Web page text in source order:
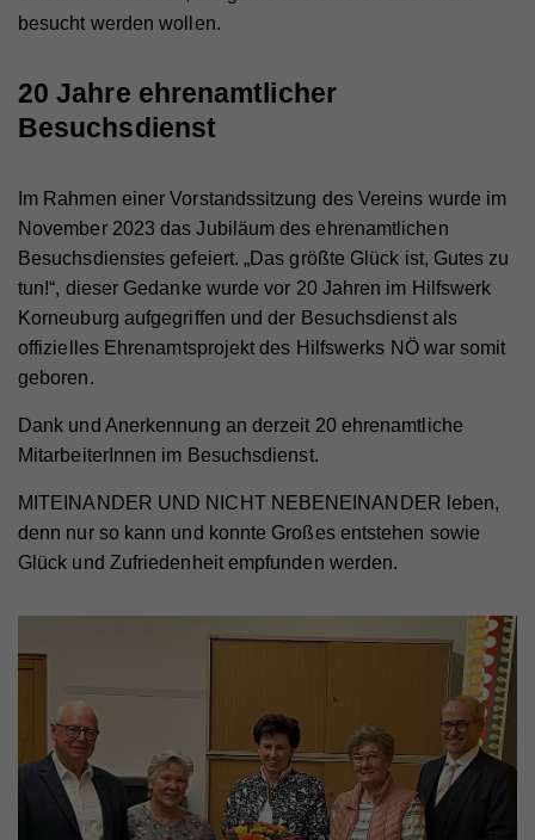
besucht werden wollen.
20 Jahre ehrenamtlicher
Besuchsdienst
Im Rahmen einer Vorstandssitzung des Vereins wurde im
November 2023 das Jubiläum des ehrenamtlichen
Besuchsdienstes gefeiert. „Das größte Glück ist, Gutes zu
tun!“, dieser Gedanke wurde vor 20 Jahren im Hilfswerk
Korneuburg aufgegriffen und der Besuchsdienst als
offizielles Ehrenamtsprojekt des Hilfswerks NÖ war somit
geboren.
Dank und Anerkennung an derzeit 20 ehrenamtliche
MitarbeiterInnen im Besuchsdienst.
MITEINANDER UND NICHT NEBENEINANDER leben,
denn nur so kann und konnte Großes entstehen sowie
Glück und Zufriedenheit empfunden werden.
Anbieter Walls.io
Laufzeit 2 Jahre
Zweck
um statistische Daten dazu, wie der Besucher die
Website nutzt, zu generieren.
Name io
Cookie, der zur Aufrechterhaltung der Verbindung
Updates mit neuen Posts). Es werden keine
Laufzeit
Zweck
Registriert eine Tracking-ID für das Gerät oder den
Browser eines Benutzers.